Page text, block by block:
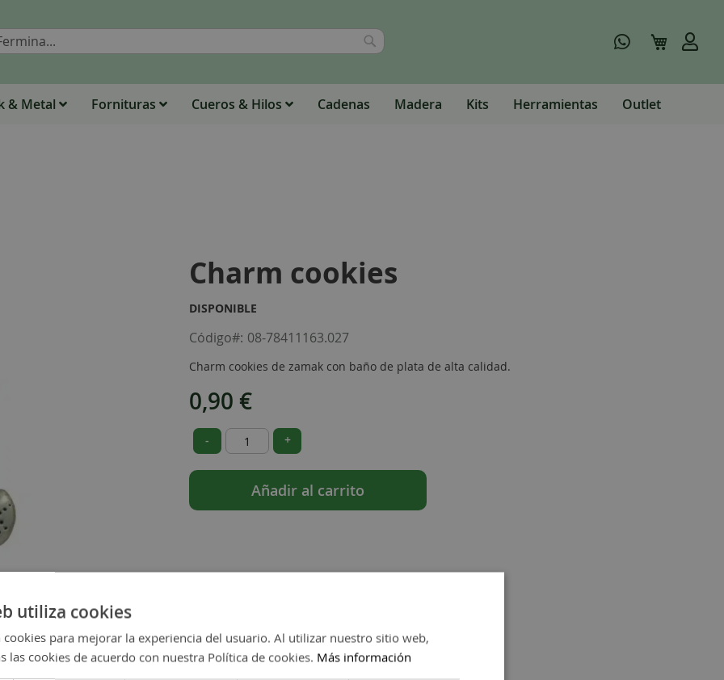
Buscar
Buscar Mi carrito
& Metal Fornituras Cueros & Hilos Cadenas Madera Kits Herramientas Outlet
Charm cookies
DISPONIBLE
Código 08-78411163.027
Charm cookies de zamak con baño de plata de alta calidad.
0,90 €
- +
Añadir al carrito
utiliza cookies
cookies para mejorar la experiencia del usuario. Al utilizar nuestro sitio web,
las cookies de acuerdo con nuestra Política de cookies. Más información